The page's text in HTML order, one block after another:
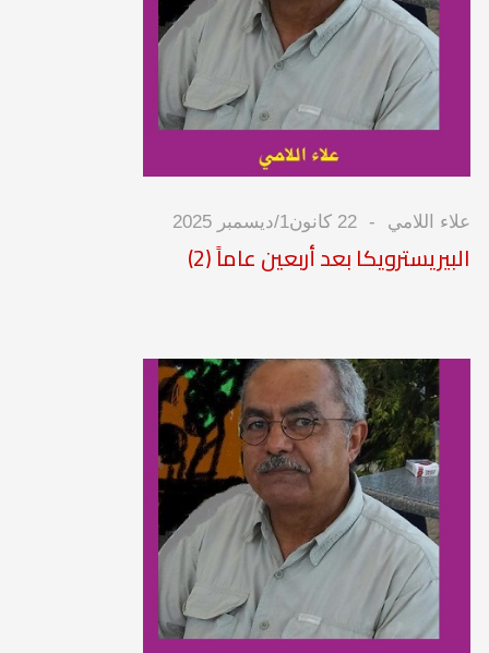
علاء اللامي 22 كانون1/ديسمبر 2025
البيريسترويكا بعد أربعين عاماً (2)